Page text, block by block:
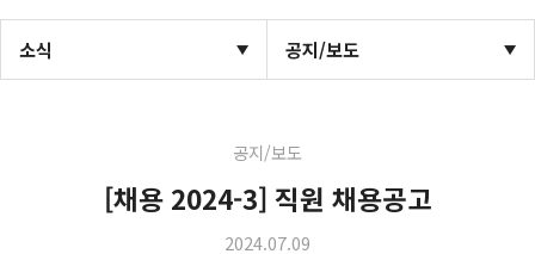
소식 공지/보도
공지/보도
[채용 2024-3] 직원 채용공고
2024.07.09